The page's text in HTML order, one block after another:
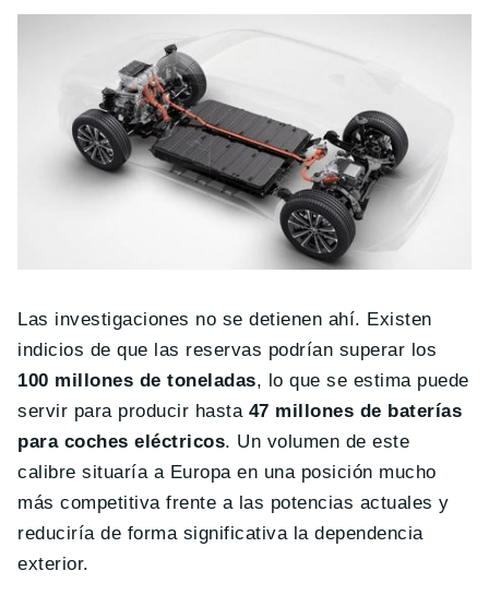
Las investigaciones no se detienen ahí. Existen
indicios de que las reservas podrían superar los
100 millones de toneladas, lo que se estima puede
servir para producir hasta 47 millones de baterías
para coches eléctricos. Un volumen de este
calibre situaría a Europa en una posición mucho
más competitiva frente a las potencias actuales y
reduciría de forma significativa la dependencia
exterior.